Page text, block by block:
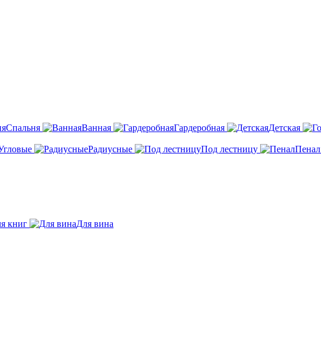
Спальня Ванная Гардеробная Детская
Радиусные Под лестницу Пенал
книг
Для вина